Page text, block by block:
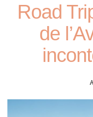
Road
de